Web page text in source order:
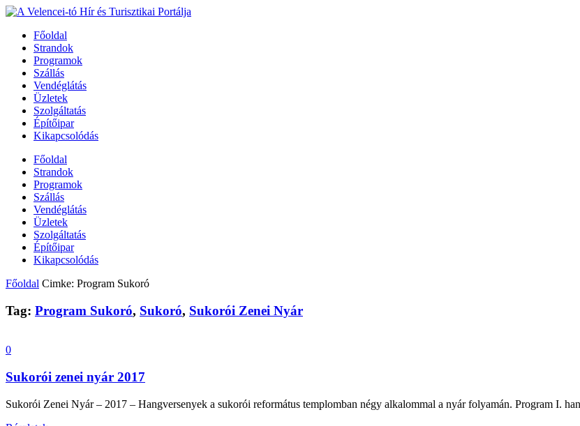
Főoldal
Strandok
Programok
Szállás
Vendéglátás
Üzletek
Szolgáltatás
Építőipar
Kikapcsolódás
Főoldal
Strandok
Programok
Szállás
Vendéglátás
Üzletek
Szolgáltatás
Építőipar
Kikapcsolódás
Főoldal Cimke: Program Sukoró
Tag: Program Sukoró, Sukoró, Sukorói Zenei Nyár
0
Sukorói zenei nyár 2017
Sukorói Zenei Nyár – 2017 – Hangversenyek a sukorói református templomban négy alkalommal a nyár folyamán. Program I.